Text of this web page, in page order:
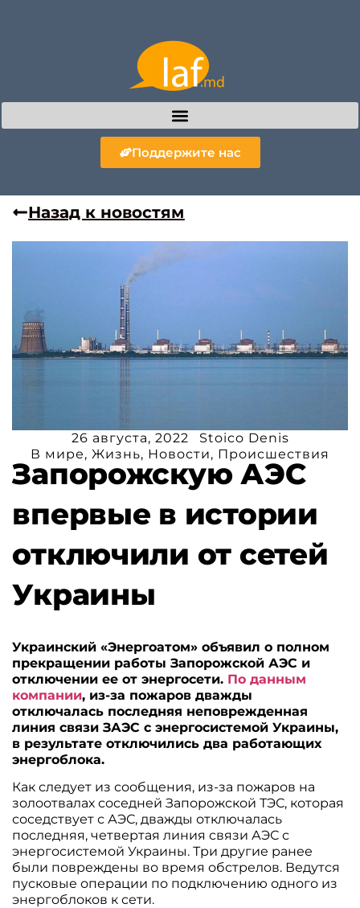
Поддержите нас
Назад к новостям
26 августа, 2022
Stoico Denis
В мире, Жизнь, Новости, Происшествия
Запорожскую АЭС
впервые в истории
отключили от сетей
Украины
Украинский «Энергоатом» объявил о полном
прекращении работы Запорожской АЭС и
отключении ее от энергосети. По данным
компании, из-за пожаров дважды
отключалась последняя неповрежденная
линия связи ЗАЭС с энергосистемой Украины,
в результате отключились два работающих
энергоблока.
Как следует из сообщения, из-за пожаров на
золоотвалах соседней Запорожской ТЭС, которая
соседствует с АЭС, дважды отключалась
последняя, четвертая линия связи АЭС с
энергосистемой Украины. Три другие ранее
были повреждены во время обстрелов. Ведутся
пусковые операции по подключению одного из
энергоблоков к сети.